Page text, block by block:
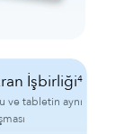
İşbirliği4
ve tabletin aynı